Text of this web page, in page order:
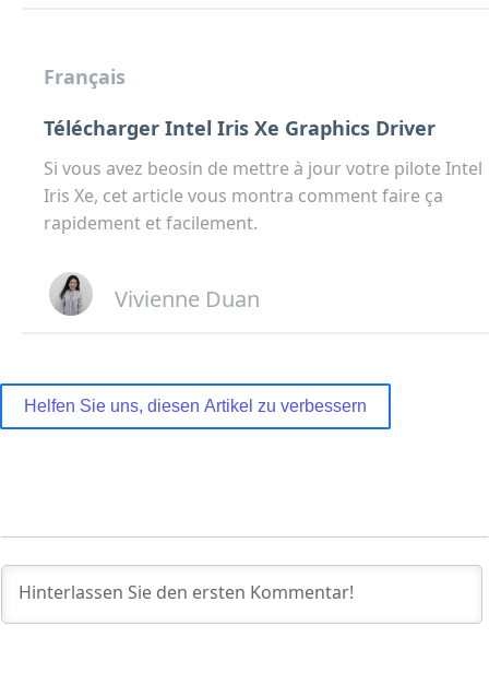
Français
Télécharger Intel Iris Xe Graphics Driver
Si vous avez beosin de mettre à jour votre pilote Intel
Iris Xe, cet article vous montra comment faire ça
rapidement et facilement.
Vivienne Duan
Helfen Sie uns, diesen Artikel zu verbessern